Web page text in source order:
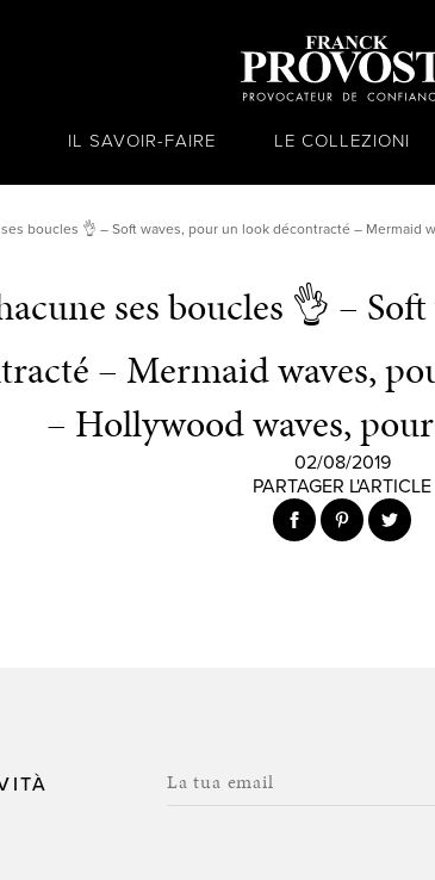
IL SAVOIR-FAIRE LE COLLEZIONI
boucles 👌 – Soft waves, pour un look décontracté –
ses boucles 👌 –
– Mermaid waves,
– Hollywood waves,
02/08/2019
PARTAGER L'ARTICLE
La tua email